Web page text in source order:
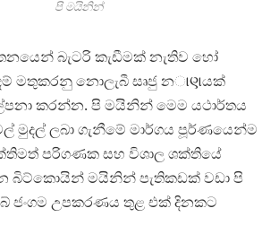
පි මයිනින්
බැටරි කැඩීමක් නැතිව හෝ
මතුකරනු නොලැබී සෘජු නાણයක්
කරන්න. පි මයිනින් මෙම යථාර්තය
මුදල් ලබා ගැනීමේ මාර්ගය පූර්ණයෙන්ම
පරිගණක සහ විශාල ශක්තියේ
බිට්කොයින් මයිනින් පැතිකඩක් වඩා පි
ජංගම උපකරණය තුළ එක් දිනකට